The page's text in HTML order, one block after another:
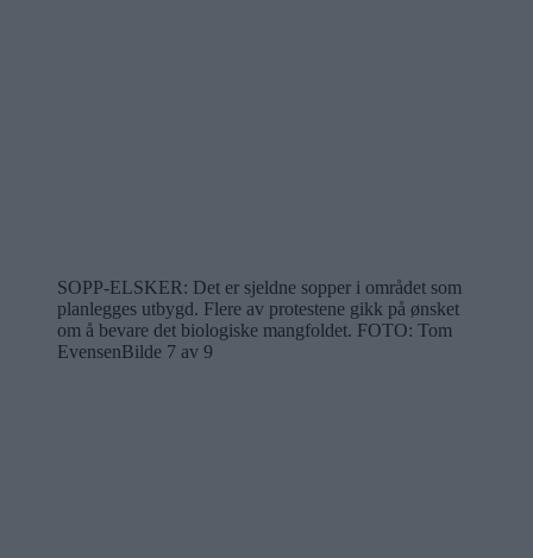
SOPP-ELSKER: Det er sjeldne sopper i området som
planlegges utbygd. Flere av protestene gikk på ønsket
om å bevare det biologiske mangfoldet. FOTO: Tom
EvensenBilde 7 av 9